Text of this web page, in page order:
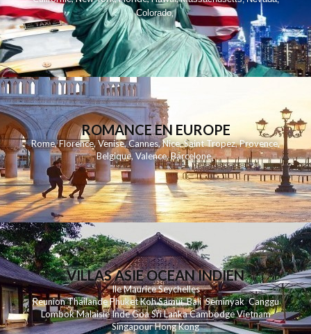
Colorado,
ROMANCE EN EUROPE
Rome,Florence,Venise,Cannes,Nice,Saint Tropez,Provence,
Belgique,Valence,Barcelone,
VILLAS ASIE OCEAN INDIEN
Ile MauriceSeychelles
ReunionThailandePhuketKohSamui Bali SeminyakCanggu
LombokMalaisieIndeGoaSri LankaCambodgeVietnam
SingapourHong Kong